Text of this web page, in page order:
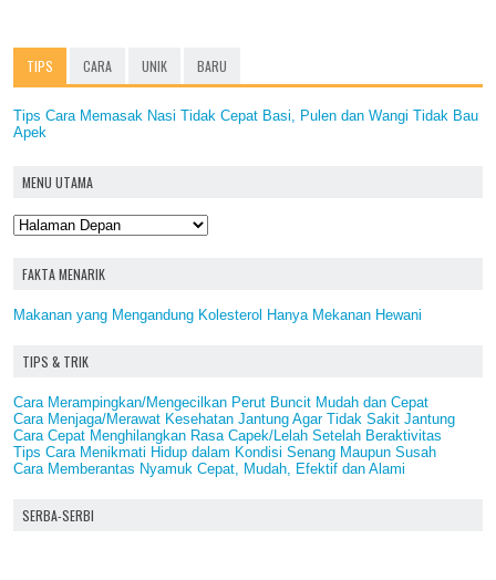
TIPS CARA UNIK BARU
Tips Cara Memasak Nasi Tidak Cepat Basi, Pulen dan Wangi Tidak Bau
Apek
MENU UTAMA
FAKTA MENARIK
Makanan yang Mengandung Kolesterol Hanya Mekanan Hewani
TIPS & TRIK
Cara Merampingkan/Mengecilkan Perut Buncit Mudah dan Cepat
Cara Menjaga/Merawat Kesehatan Jantung Agar Tidak Sakit Jantung
Cara Cepat Menghilangkan Rasa Capek/Lelah Setelah Beraktivitas
Tips Cara Menikmati Hidup dalam Kondisi Senang Maupun Susah
Cara Memberantas Nyamuk Cepat, Mudah, Efektif dan Alami
SERBA-SERBI